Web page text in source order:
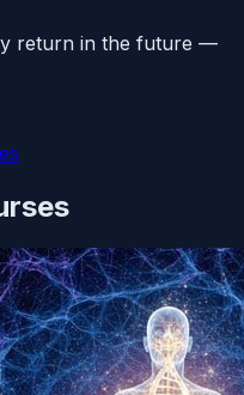
return in the future —